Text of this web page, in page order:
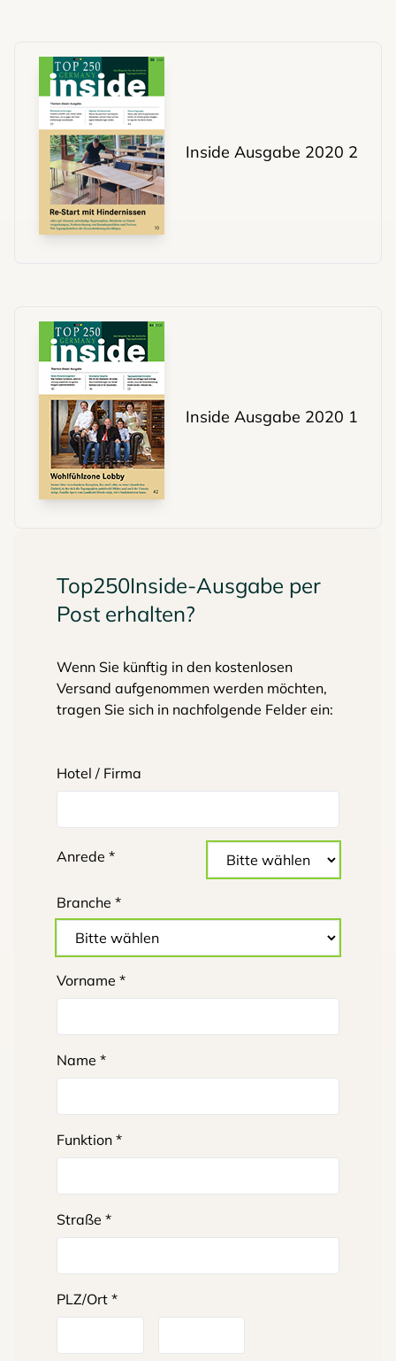
Inside Ausgabe 2020 2
Inside Ausgabe 2020 1
Top250Inside-Ausgabe per
Post erhalten?
Wenn Sie künftig in den kostenlosen
Versand aufgenommen werden möchten,
tragen Sie sich in nachfolgende Felder ein:
Hotel / Firma
Anrede *
Branche *
Vorname *
Name *
Funktion *
Straße *
PLZ/Ort *